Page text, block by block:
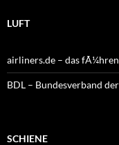
LUFT
airliners.de – das
BDL – Bundesverband
SCHIENE